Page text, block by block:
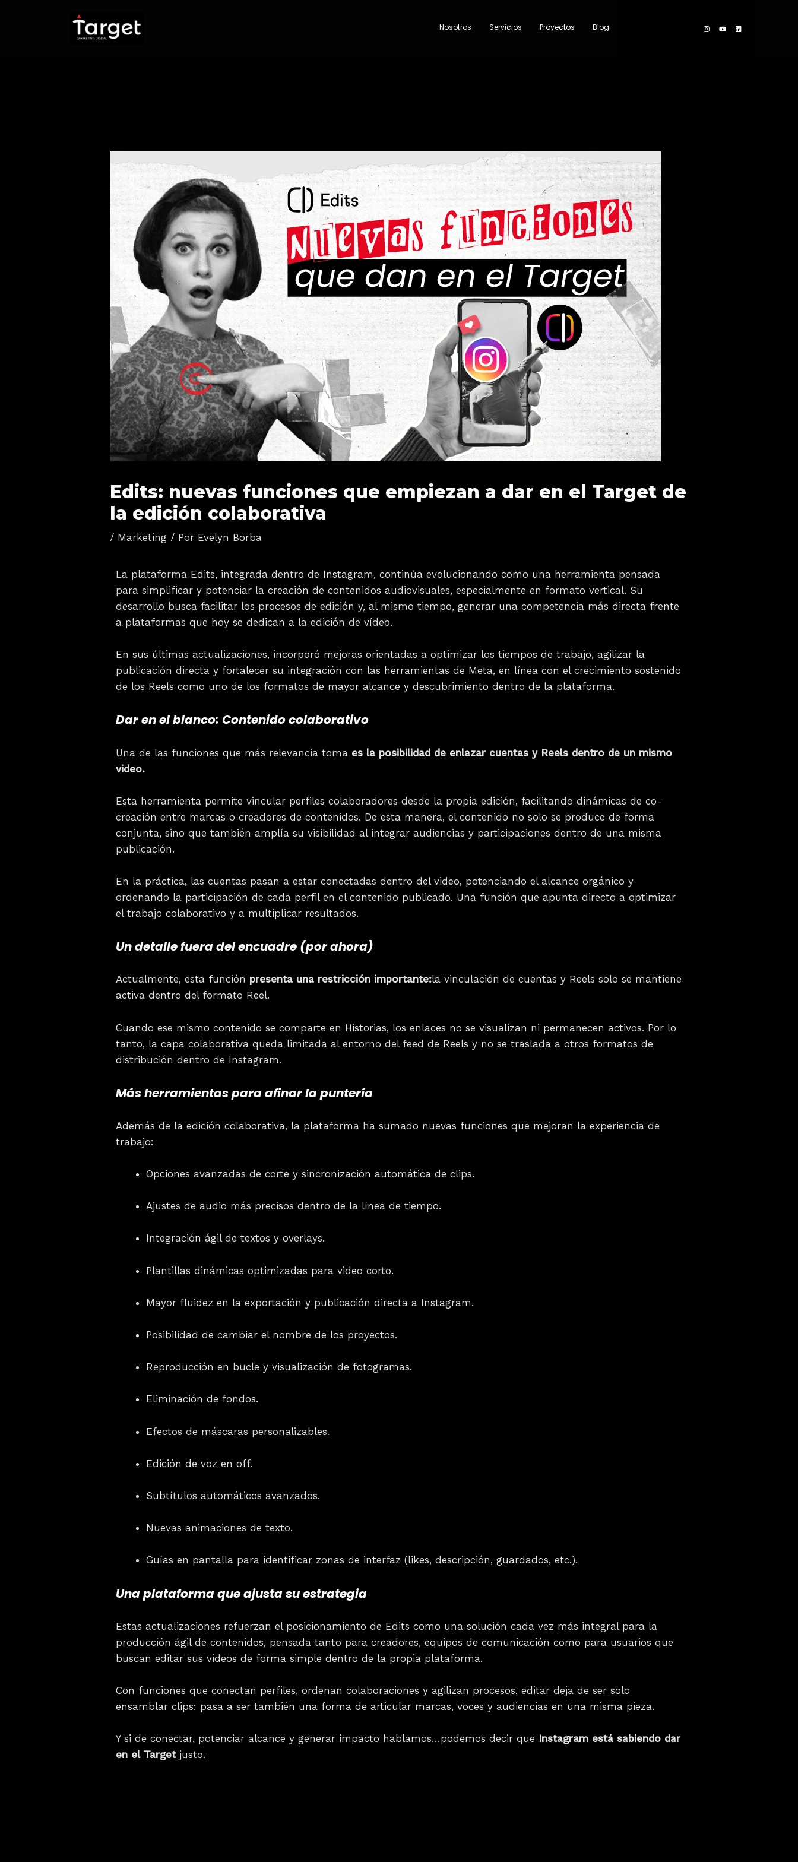
Nosotros Servicios Proyectos Blog
Edits: nuevas funciones que empiezan a dar en el Target de
la edición colaborativa
/ Marketing / Por Evelyn Borba
La plataforma Edits, integrada dentro de Instagram, continúa evolucionando como una herramienta pensada
para simplificar y potenciar la creación de contenidos audiovisuales, especialmente en formato vertical. Su
desarrollo busca facilitar los procesos de edición y, al mismo tiempo, generar una competencia más directa frente
a plataformas que hoy se dedican a la edición de vídeo.
En sus últimas actualizaciones, incorporó mejoras orientadas a optimizar los tiempos de trabajo, agilizar la
publicación directa y fortalecer su integración con las herramientas de Meta, en línea con el crecimiento sostenido
de los Reels como uno de los formatos de mayor alcance y descubrimiento dentro de la plataforma.
Dar en el blanco: Contenido colaborativo
Una de las funciones que más relevancia toma es la posibilidad de enlazar cuentas y Reels dentro de un mismo
video.
Esta herramienta permite vincular perfiles colaboradores desde la propia edición, facilitando dinámicas de co-
creación entre marcas o creadores de contenidos. De esta manera, el contenido no solo se produce de forma
conjunta, sino que también amplía su visibilidad al integrar audiencias y participaciones dentro de una misma
publicación.
En la práctica, las cuentas pasan a estar conectadas dentro del video, potenciando el alcance orgánico y
ordenando la participación de cada perfil en el contenido publicado. Una función que apunta directo a optimizar
el trabajo colaborativo y a multiplicar resultados.
Un detalle fuera del encuadre (por ahora)
Actualmente, esta función presenta una restricción importante:la vinculación de cuentas y Reels solo se mantiene
activa dentro del formato Reel.
Cuando ese mismo contenido se comparte en Historias, los enlaces no se visualizan ni permanecen activos. Por lo
tanto, la capa colaborativa queda limitada al entorno del feed de Reels y no se traslada a otros formatos de
distribución dentro de Instagram.
Más herramientas para afinar la puntería
Además de la edición colaborativa, la plataforma ha sumado nuevas funciones que mejoran la experiencia de
trabajo:
Opciones avanzadas de corte y sincronización automática de clips.
Ajustes de audio más precisos dentro de la línea de tiempo.
Integración ágil de textos y overlays.
Plantillas dinámicas optimizadas para video corto.
Mayor fluidez en la exportación y publicación directa a Instagram.
Posibilidad de cambiar el nombre de los proyectos.
Reproducción en bucle y visualización de fotogramas.
Eliminación de fondos.
Efectos de máscaras personalizables.
Edición de voz en off.
Subtítulos automáticos avanzados.
Nuevas animaciones de texto.
Guías en pantalla para identificar zonas de interfaz (likes, descripción, guardados, etc.).
Una plataforma que ajusta su estrategia
Estas actualizaciones refuerzan el posicionamiento de Edits como una solución cada vez más integral para la
producción ágil de contenidos, pensada tanto para creadores, equipos de comunicación como para usuarios que
buscan editar sus videos de forma simple dentro de la propia plataforma.
Con funciones que conectan perfiles, ordenan colaboraciones y agilizan procesos, editar deja de ser solo
ensamblar clips: pasa a ser también una forma de articular marcas, voces y audiencias en una misma pieza.
Y si de conectar, potenciar alcance y generar impacto hablamos…podemos decir que Instagram está sabiendo dar
en el Target justo.